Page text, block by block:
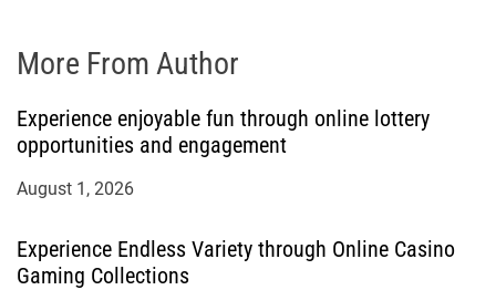
More From Author
Experience enjoyable fun through online lottery
opportunities and engagement
August 1, 2026
Experience Endless Variety through Online Casino
Gaming Collections